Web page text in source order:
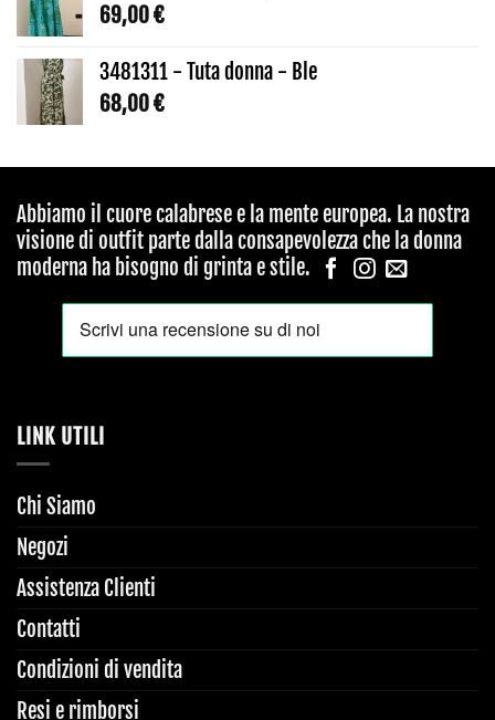
69,00€
3481311 - Tuta donna - Ble
68,00€
Abbiamo il cuore calabrese e la mente europea. La nostra
visione di outfit parte dalla consapevolezza che la donna
moderna ha bisogno di grinta e stile.
LINK UTILI
Chi Siamo
Negozi
Assistenza Clienti
Contatti
Condizioni di vendita
Resi e rimborsi